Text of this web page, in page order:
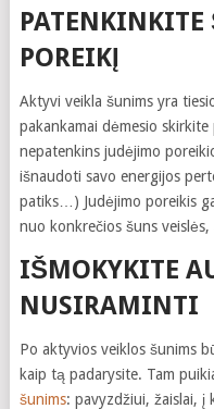
PATENKINKITE
POREIKĮ
Aktyvi veikla šunims yra
pakankamai dėmesio skirkite
nepatenkins judėjimo
išnaudoti savo energijos
patiks…) Judėjimo poreikis
nuo konkrečios šuns
IŠMOKYKITE
NUSIRAMINTI
Po aktyvios veiklos šunims
kaip tą padarysite. Tam
šunims: pavyzdžiui, žaislai, į